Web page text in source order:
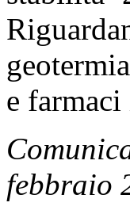
e
febbraio